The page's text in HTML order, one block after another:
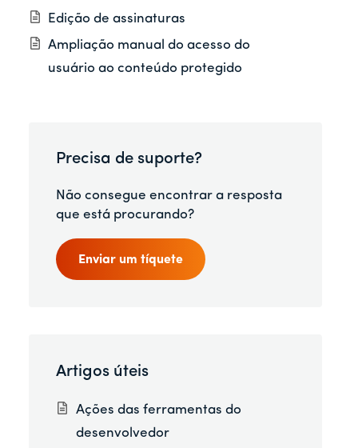
Edição de assinaturas
Ampliação manual do acesso do
usuário ao conteúdo protegido
Precisa de suporte?
Não consegue encontrar a resposta
que está procurando?
Enviar um tíquete
Artigos úteis
Ações das ferramentas do
desenvolvedor